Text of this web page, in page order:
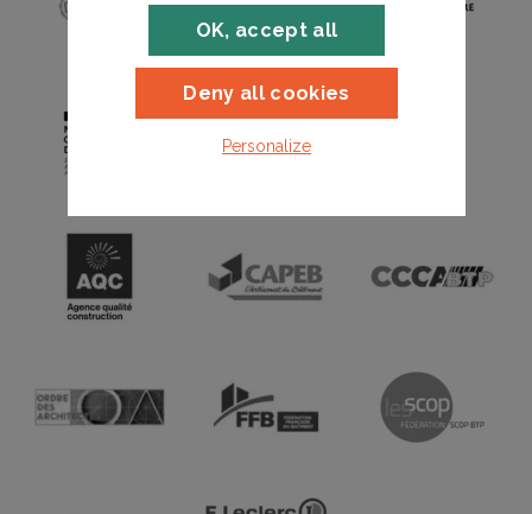
OK, accept all
Deny all cookies
Personalize